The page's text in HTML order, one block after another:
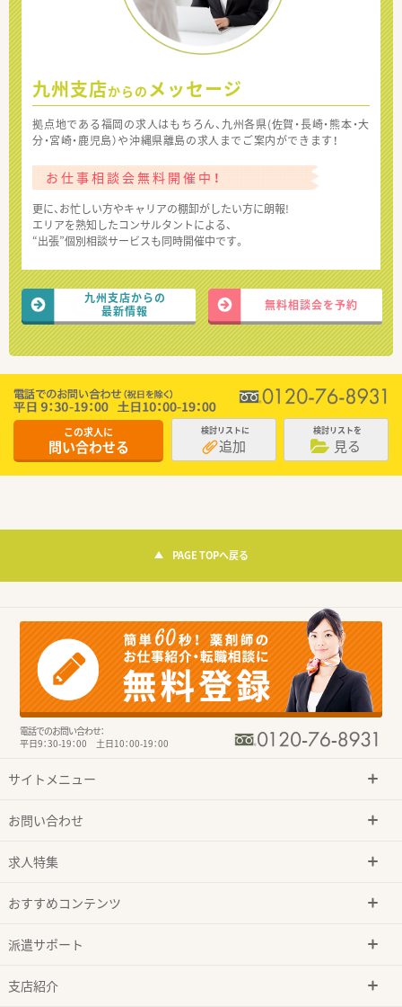
九州支店からの メッセージ
拠点地である福岡の求人はもちろん、九州各県(佐賀・長崎・熊本・大
分・宮崎・鹿児島）や沖縄県離島の求人までご案内ができます！
お仕事相談会無料開催中！
更に、お忙しい方やキャリアの棚卸がしたい方に朗報!
エリアを熟知したコンサルタントによる、
“出張”個別相談サービスも同時開催中です。
九州支店からの
最新情報
無料相談会を予約
この求人に
問い合わせる
検討リストに
追加
検討リストを
見る
PAGE TOPへ戻る
電話でのお問い合わせ：
平日9：30-19：00 土日10：00-19：00
サイトメニュー
お問い合わせ
求人特集
おすすめコンテンツ
派遣サポート
支店紹介